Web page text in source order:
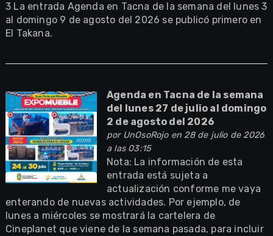
3 La entrada Agenda en Tacna de la semana del lunes 3
al domingo 9 de agosto del 2026 se publicó primero en
El Takana.
Agenda en Tacna de la semana
del lunes 27 de julio al domingo
2 de agosto del 2026
por UnOsoRojoen 28 de julio de 2026
a las 03:15
Nota: La información de esta
entrada está sujeta a
actualización conforme me vaya
enterando de nuevas actividades. Por ejemplo, de
lunes a miércoles se mostrará la cartelera de
Cineplanet que viene de la semana pasada, para incluir